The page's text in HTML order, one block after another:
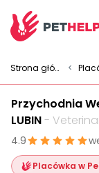
Veterinary
Vet
Log In
Strona główna <
Przychodnia
LUBIN-
4.9
Placówka w